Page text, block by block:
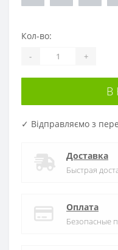
Кол-во:
- +
В
✓ Відправляємо з
Доставка
Быстрая
Оплата
Безопасные